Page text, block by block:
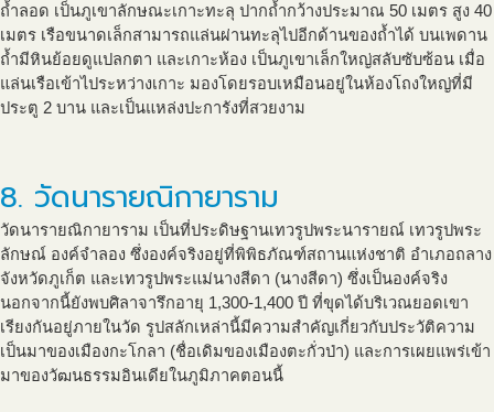
ถ้ำลอด เป็นภูเขาลักษณะเกาะทะลุ ปากถ้ำกว้างประมาณ 50 เมตร สูง 40
เมตร เรือขนาดเล็กสามารถแล่นผ่านทะลุไปอีกด้านของถ้ำได้ บนเพดาน
ถ้ำมีหินย้อยดูแปลกตา และเกาะห้อง เป็นภูเขาเล็กใหญ่สลับซับซ้อน เมื่อ
แล่นเรือเข้าไประหว่างเกาะ มองโดยรอบเหมือนอยู่ในห้องโถงใหญ่ที่มี
ประตู 2 บาน และเป็นแหล่งปะการังที่สวยงาม
8. วัดนารายณิกายาราม
วัดนารายณิกายาราม เป็นที่ประดิษฐานเทวรูปพระนารายณ์ เทวรูปพระ
ลักษณ์ องค์จำลอง ซึ่งองค์จริงอยู่ที่พิพิธภัณฑ์สถานแห่งชาติ อำเภอถลาง
จังหวัดภูเก็ต และเทวรูปพระแม่นางสีดา (นางสีดา) ซึ่งเป็นองค์จริง
นอกจากนี้ยังพบศิลาจารึกอายุ 1,300-1,400 ปี ที่ขุดได้บริเวณยอดเขา
เรียงกันอยู่ภายในวัด รูปสลักเหล่านี้มีความสำคัญเกี่ยวกับประวัติความ
เป็นมาของเมืองกะโกลา (ชื่อเดิมของเมืองตะกั่วป่า) และการเผยแพร่เข้า
มาของวัฒนธรรมอินเดียในภูมิภาคตอนนี้